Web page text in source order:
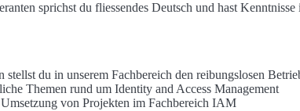
sprichst du fliessendes Deutsch und hast Kenntnisse
du in unserem Fachbereich den reibungslosen
Themen rund um Identity and Access Management
von Projekten im Fachbereich IAM